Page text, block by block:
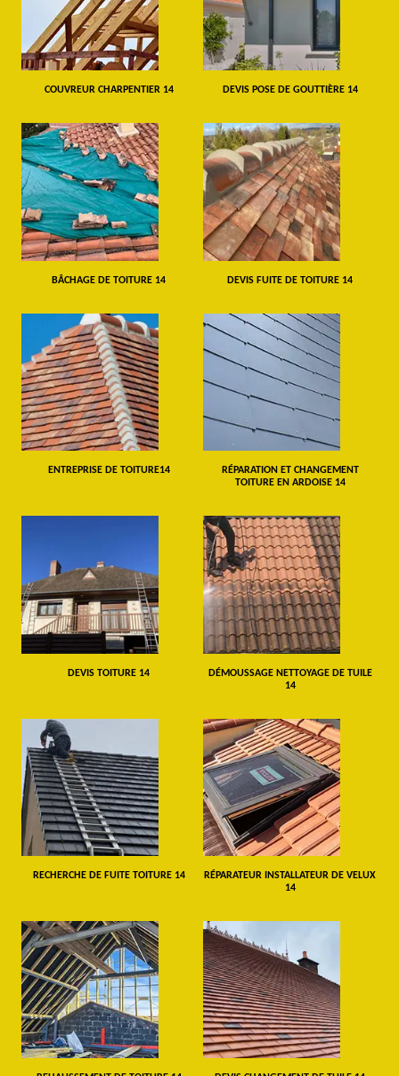
COUVREUR CHARPENTIER 14 DEVIS POSE DE GOUTTIÈRE 14
BÂCHAGE DE TOITURE 14 DEVIS FUITE DE TOITURE 14
ENTREPRISE DE TOITURE14
RÉPARATION ET CHANGEMENT
TOITURE EN ARDOISE 14
DEVIS TOITURE 14
DÉMOUSSAGE NETTOYAGE DE TUILE
14
RECHERCHE DE FUITE TOITURE 14
RÉPARATEUR INSTALLATEUR DE VELUX
14